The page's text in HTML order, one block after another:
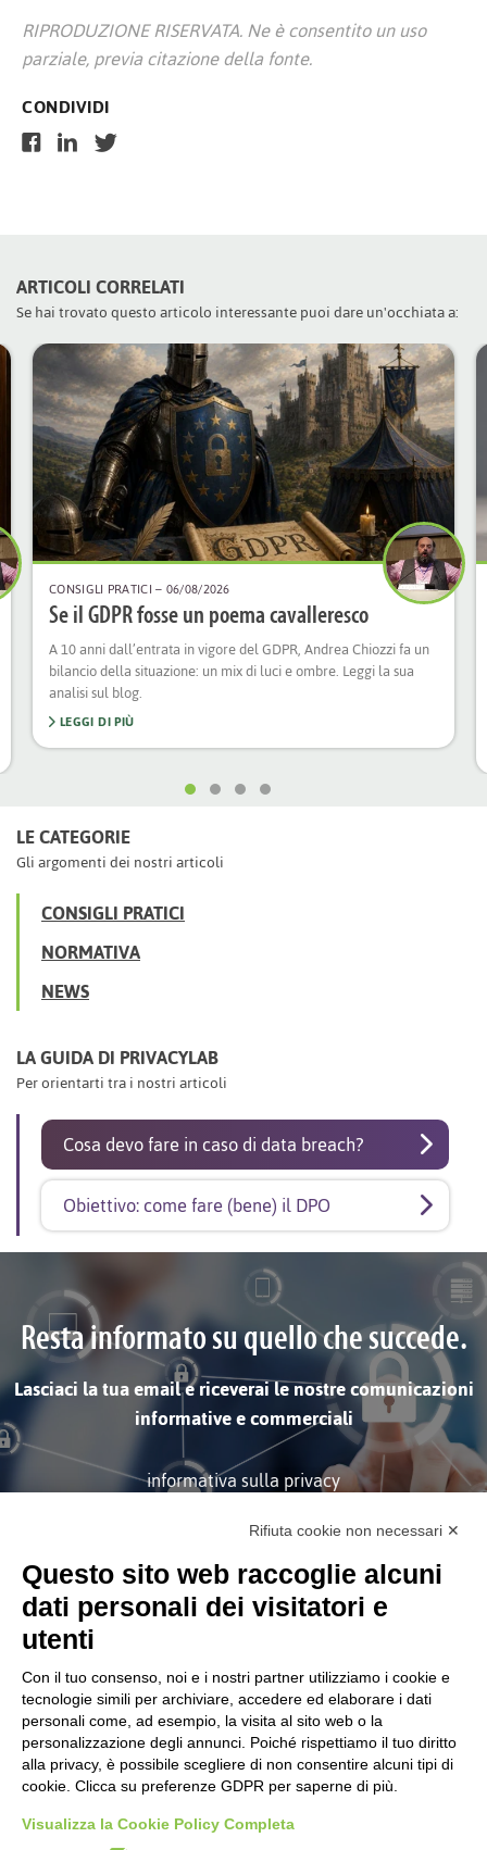
RIPRODUZIONE RISERVATA. Ne è consentito un uso
parziale, previa citazione della fonte.
CONDIVIDI
ARTICOLI CORRELATI
Se hai trovato questo articolo interessante puoi dare un'occhiata a:
CONSIGLI PRATICI– 06/08/2026
Se il GDPR fosse un poema cavalleresco
A 10 anni dall’entrata in vigore del GDPR, Andrea Chiozzi fa un
bilancio della situazione: un mix di luci e ombre. Leggi la sua
analisi sul blog.
LEGGI DI PIÙ
LE CATEGORIE
Gli argomenti dei nostri articoli
CONSIGLI PRATICI
NORMATIVA
NEWS
LA GUIDA DI PRIVACYLAB
Per orientarti tra i nostri articoli
Cosa devo fare in caso di data breach?
Obiettivo: come fare (bene) il DPO
Resta informato su quello che succede.
Lasciaci la tua email e riceverai le nostre comunicazioni
informative e commerciali
informativa sulla privacy
ISCRIVITI
Società soggetta alla Direzione
e Coordinamento di Tinexta
S.p.A.
CORPORATE
Certificazioni
Rifiuta cookie non necessari ✕
Questo sito web raccoglie alcuni
dati personali dei visitatori e
utenti
Con il tuo consenso, noi e i nostri partner utilizziamo i cookie e
tecnologie simili per archiviare, accedere ed elaborare i dati
personali come, ad esempio, la visita al sito web o la
personalizzazione degli annunci. Poiché rispettiamo il tuo diritto
alla privacy, è possibile scegliere di non consentire alcuni tipi di
cookie. Clicca su preferenze GDPR per saperne di più.
Visualizza la Cookie Policy Completa